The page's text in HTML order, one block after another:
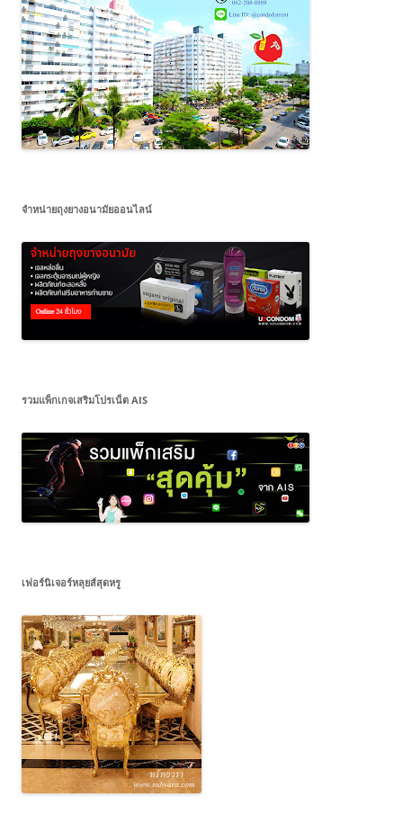
จำหน่ายถุงยางอนามัยออนไลน์
รวมแพ็กเกจเสริมโปรเน็ต AIS
เฟอร์นิเจอร์หลุยส์สุดหรู